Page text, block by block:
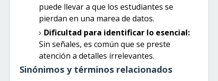
puede llevar a que los estudiantes se
pierdan en una marea de datos.
Dificultad para identificar lo esencial:
Sin señales, es común que se preste
atención a detalles irrelevantes.
Sinónimos y términos relacionados